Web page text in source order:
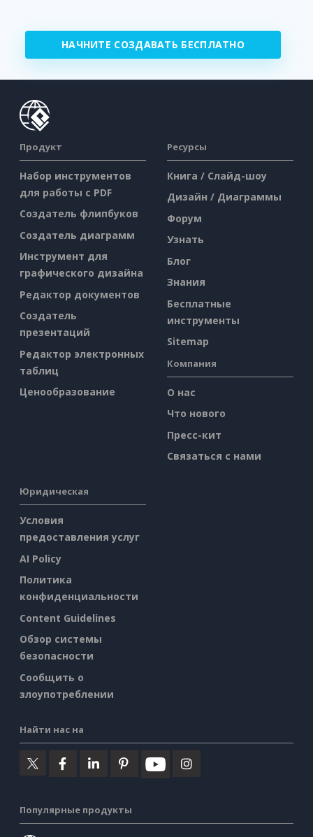
НАЧНИТЕ СОЗДАВАТЬ БЕСПЛАТНО
Продукт
Набор инструментов
для работы с PDF
Создатель флипбуков
Создатель диаграмм
Инструмент для
графического дизайна
Редактор документов
Создатель
презентаций
Редактор электронных
таблиц
Ценообразование
Ресурсы
Книга / Слайд-шоу
Дизайн / Диаграммы
Форум
Узнать
Блог
Знания
Бесплатные
инструменты
Sitemap
Компания
О нас
Что нового
Пресс-кит
Связаться с нами
Юридическая
Условия
предоставления услуг
AI Policy
Политика
конфиденциальности
Content Guidelines
Обзор системы
безопасности
Сообщить о
злоупотреблении
Найти нас на
Популярные продукты